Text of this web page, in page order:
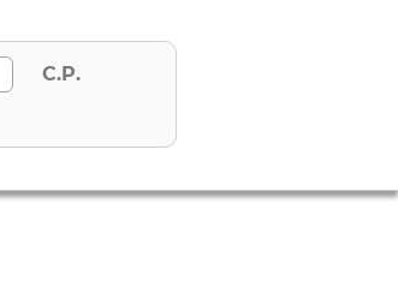
C.P.